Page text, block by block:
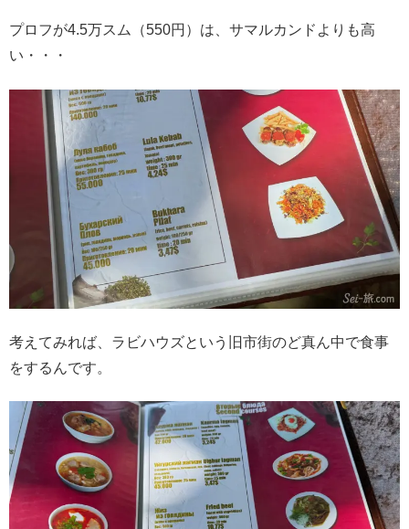
プロフが4.5万スム（550円）は、サマルカンドよりも高
い・・・
考えてみれば、ラビハウズという旧市街のど真ん中で食事
をするんです。